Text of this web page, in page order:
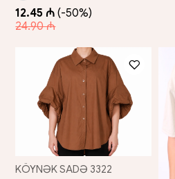
12.45 ₼ (-50%)
24.90 ₼
KÖYNƏK SADƏ 3322